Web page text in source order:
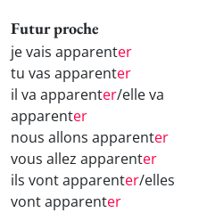
Futur proche
je vais apparenter
tu vas apparenter
il va apparenter/elle va
apparenter
nous allons apparenter
vous allez apparenter
ils vont apparenter/elles
vont apparenter